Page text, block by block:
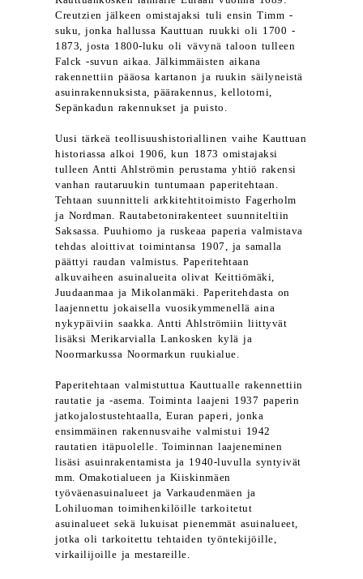
Creutzien jälkeen omistajaksi tuli ensin Timm -
suku, jonka hallussa Kauttuan ruukki oli 1700 -
1873, josta 1800-luku oli vävynä taloon tulleen
Falck -suvun aikaa. Jälkimmäisten aikana
rakennettiin pääosa kartanon ja ruukin säilyneistä
asuinrakennuksista, päärakennus, kellotorni,
Sepänkadun rakennukset ja puisto.
Uusi tärkeä teollisuushistoriallinen vaihe Kauttuan
historiassa alkoi 1906, kun 1873 omistajaksi
tulleen Antti Ahlströmin perustama yhtiö rakensi
vanhan rautaruukin tuntumaan paperitehtaan.
Tehtaan suunnitteli arkkitehtitoimisto Fagerholm
ja Nordman. Rautabetonirakenteet suunniteltiin
Saksassa. Puuhiomo ja ruskeaa paperia valmistava
tehdas aloittivat toimintansa 1907, ja samalla
päättyi raudan valmistus. Paperitehtaan
alkuvaiheen asuinalueita olivat Keittiömäki,
Juudaanmaa ja Mikolanmäki. Paperitehdasta on
laajennettu jokaisella vuosikymmenellä aina
nykypäiviin saakka. Antti Ahlströmiin liittyvät
lisäksi Merikarvialla Lankosken kylä ja
Noormarkussa Noormarkun ruukialue.
Paperitehtaan valmistuttua Kauttualle rakennettiin
rautatie ja -asema. Toiminta laajeni 1937 paperin
jatkojalostustehtaalla, Euran paperi, jonka
ensimmäinen rakennusvaihe valmistui 1942
rautatien itäpuolelle. Toiminnan laajeneminen
lisäsi asuinrakentamista ja 1940-luvulla syntyivät
mm. Omakotialueen ja Kiiskinmäen
työväenasuinalueet ja Varkaudenmäen ja
Lohiluoman toimihenkilöille tarkoitetut
asuinalueet sekä lukuisat pienemmät asuinalueet,
jotka oli tarkoitettu tehtaiden työntekijöille,
virkailijoille ja mestareille.